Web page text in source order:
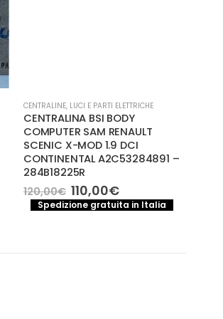
CENTRALINE, LUCI E PARTI ELETTRICHE
CENTRALINA BSI BODY
COMPUTER SAM RENAULT
SCENIC X-MOD 1.9 DCI
CONTINENTAL A2C53284891 –
284B18225R
120,00€ Il
prezzo
originale
110,00€Il
prezzo
attuale
Spedizione gratuita in Italia